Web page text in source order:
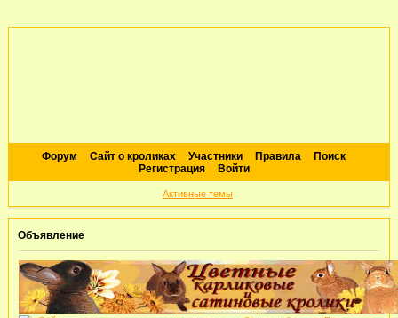
Форум Сайт о кроликах Участники Правила
Поиск
Регистрация
Войти
Активные темы
Объявление